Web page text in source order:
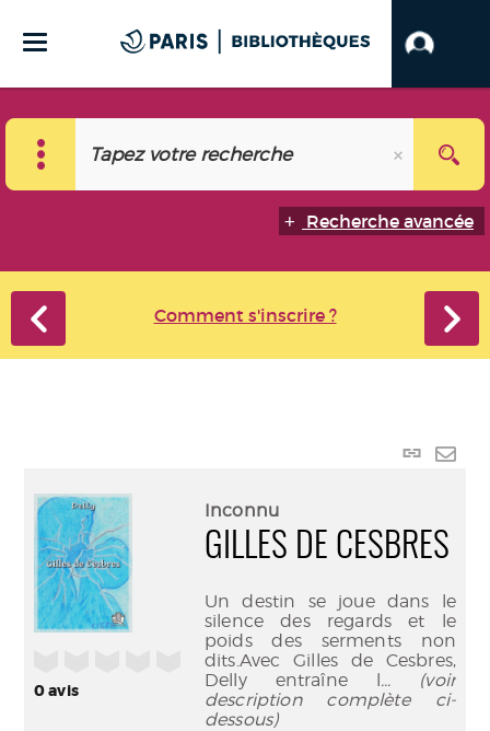
Recherche avancée
Comment s'inscrire ?
Lien
mail
0avis
Inconnu
GILLES DE CESBRES
Un destin se joue dans le
silence des regards et le
poids des serments non
dits.Avec Gilles de Cesbres,
Delly entraîne l... (voir
description complète ci-
dessous)